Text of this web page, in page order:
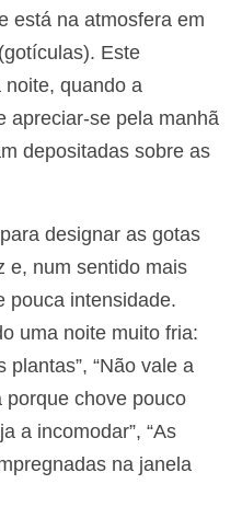
está na atmosfera em
Este
quando a
apreciar-se pela manhã
depositadas sobre as
designar as gotas
e, num sentido mais
pouca intensidade.
uma noite muito fria:
“Não vale a
porque chove pouco
a incomodar”, “As
na janela